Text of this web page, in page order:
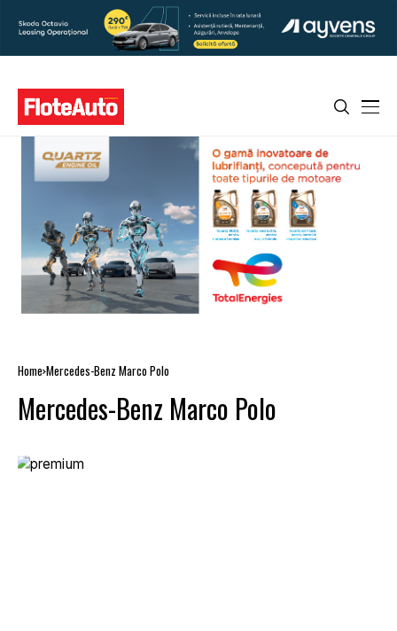
Home Mercedes-Benz Marco Polo
Mercedes-Benz Marco Polo